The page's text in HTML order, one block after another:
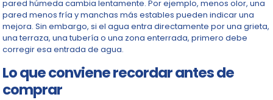
pared húmeda cambia lentamente. Por ejemplo, menos olor, una
pared menos fría y manchas más estables pueden indicar una
mejora. Sin embargo, si el agua entra directamente por una grieta,
una terraza, una tubería o una zona enterrada, primero debe
corregir esa entrada de agua.
Lo que conviene recordar antes de
comprar